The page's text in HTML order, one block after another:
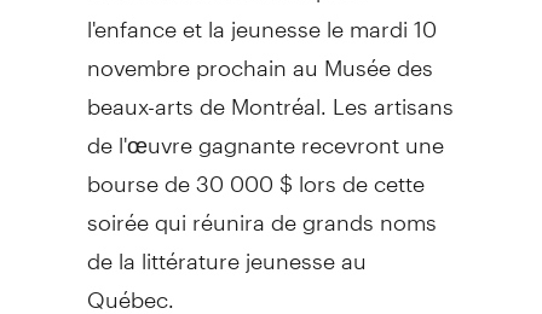
l'enfance et la jeunesse le mardi 10
novembre prochain au Musée des
beaux-arts de Montréal. Les artisans
de l'œuvre gagnante recevront une
bourse de 30 000 $ lors de cette
soirée qui réunira de grands noms
de la littérature jeunesse au
Québec.